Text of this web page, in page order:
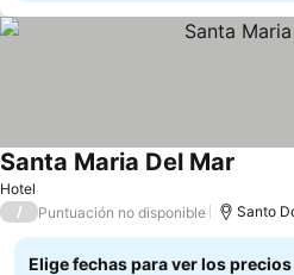
Hotel
Santa Maria Del Mar
/ Puntuación no disponible Santo
Elige fechas para ver los